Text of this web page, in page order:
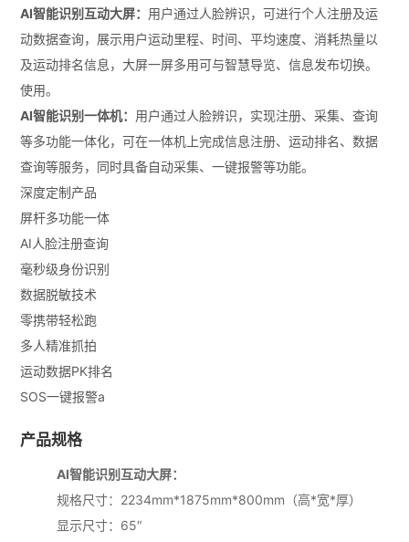
AI智能识别互动大屏： 用户通过人脸辨识，可进行个人注册及运
动数据查询，展示用户运动里程、时间、平均速度、消耗热量以
及运动排名信息，大屏一屏多用可与智慧导览、信息发布切换。
使用。
AI智能识别一体机： 用户通过人脸辨识，实现注册、采集、查询
等多功能一体化，可在一体机上完成信息注册、运动排名、数据
查询等服务，同时具备自动采集、一键报警等功能。
深度定制产品
屏杆多功能一体
AI人脸注册查询
毫秒级身份识别
数据脱敏技术
零携带轻松跑
多人精准抓拍
运动数据PK排名
SOS一键报警a
产品规格
AI智能识别互动大屏：
规格尺寸：2234mm*1875mm*800mm（高*宽*厚）
显示尺寸：65″